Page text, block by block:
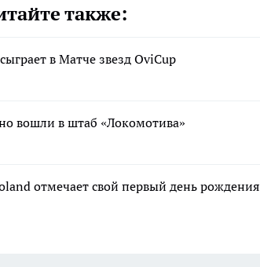
также:
в Матче звезд OviCup
вошли в штаб «Локомотива»
отмечает свой первый день рождения